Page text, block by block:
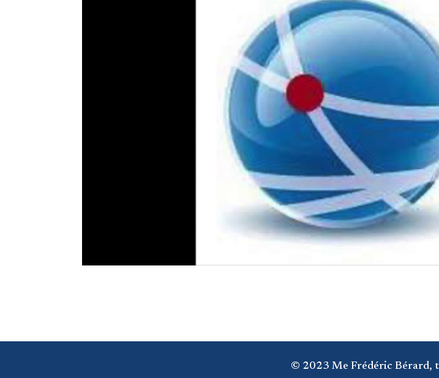
© 2023 Me Frédéric Bérard,